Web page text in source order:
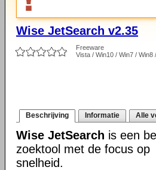
Wise JetSearch v2.35
Freeware
Vista / Win10 / Win7 / Win8
Beschrijving Informatie Alle
Wise JetSearch is een
zoektool met de focus op
snelheid.